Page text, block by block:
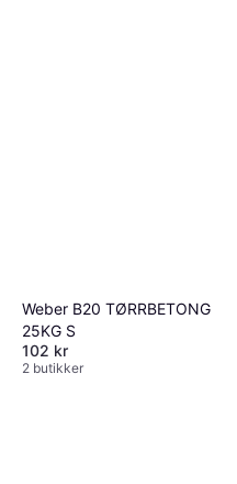
Weber B20 TØRRBETONG
25KG S
102 kr
2 butikker